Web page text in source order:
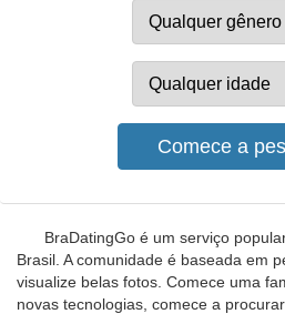
BraDatingGo é um serviço
Brasil. A comunidade é baseada em
visualize belas fotos. Comece uma
novas tecnologias, comece a